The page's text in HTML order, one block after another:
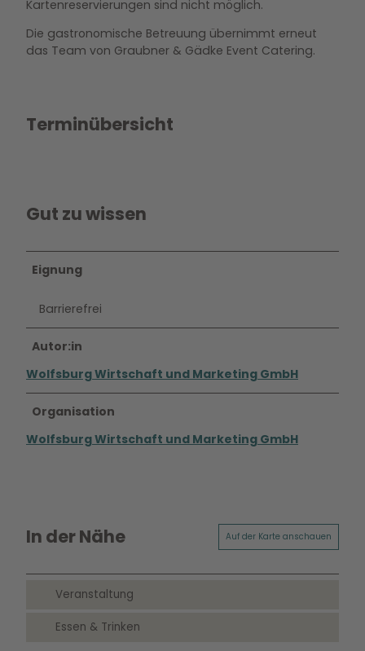
Kartenreservierungen sind nicht möglich.
Die gastronomische Betreuung übernimmt erneut
das Team von Graubner & Gädke Event Catering.
Terminübersicht
Gut zu wissen
Eignung
Barrierefrei
Autor:in
Wolfsburg Wirtschaft und Marketing GmbH
Organisation
Wolfsburg Wirtschaft und Marketing GmbH
In der Nähe Auf der Karte anschauen
Veranstaltung
Essen & Trinken